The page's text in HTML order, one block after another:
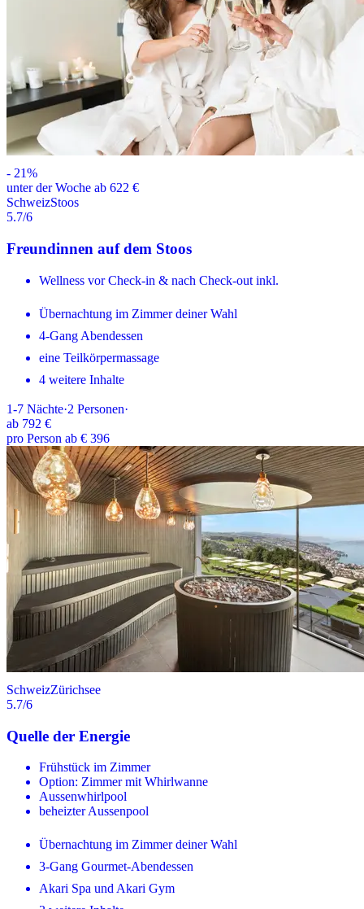
- 21%
unter der Woche ab 622 €
SchweizStoos
5.7/6
Freundinnen auf dem Stoos
Wellness vor Check-in & nach Check-out inkl.
Übernachtung im Zimmer deiner Wahl
4-Gang Abendessen
eine Teilkörpermassage
4 weitere Inhalte
1-7 Nächte·2 Personen·
ab 792 €
pro Person ab € 396
SchweizZürichsee
5.7/6
Quelle der Energie
Frühstück im Zimmer
Option: Zimmer mit Whirlwanne
Aussenwhirlpool
beheizter Aussenpool
Übernachtung im Zimmer deiner Wahl
3-Gang Gourmet-Abendessen
Akari Spa und Akari Gym